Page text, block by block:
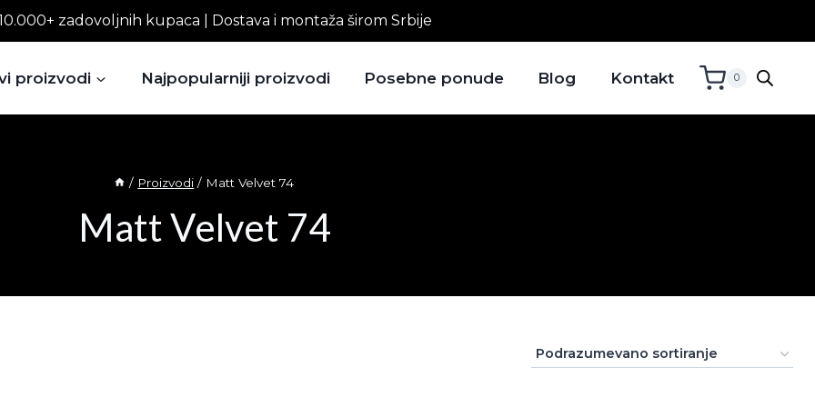
zadovoljnih kupaca | Dostava i montaža širom Srbije
proizvodi Najpopularniji proizvodi Posebne ponude Blog Kontakt 0
/ Proizvodi / Matt Velvet 74
Matt Velvet 74